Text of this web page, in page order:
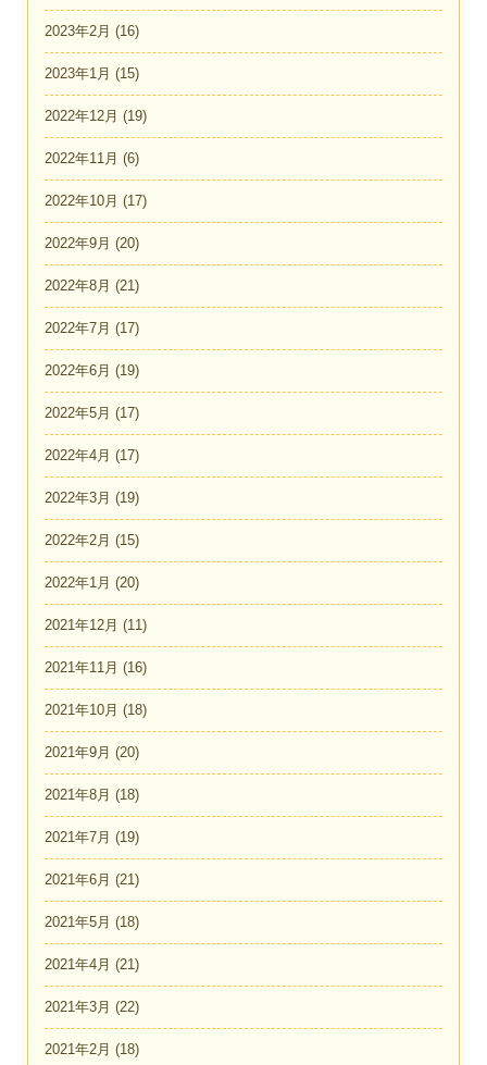
2023年2月 (16)
2023年1月 (15)
2022年12月 (19)
2022年11月 (6)
2022年10月 (17)
2022年9月 (20)
2022年8月 (21)
2022年7月 (17)
2022年6月 (19)
2022年5月 (17)
2022年4月 (17)
2022年3月 (19)
2022年2月 (15)
2022年1月 (20)
2021年12月 (11)
2021年11月 (16)
2021年10月 (18)
2021年9月 (20)
2021年8月 (18)
2021年7月 (19)
2021年6月 (21)
2021年5月 (18)
2021年4月 (21)
2021年3月 (22)
2021年2月 (18)